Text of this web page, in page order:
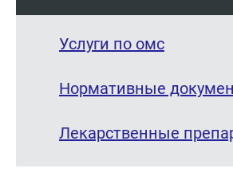
Услуги по омс
Нормативные
Лекарственные